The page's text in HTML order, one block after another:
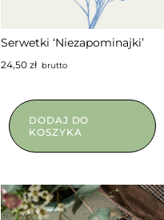
NIEDOSTĘPNY
Serwetki ‘Niezapominajki’
24,50 złbrutto
DODAJ DO
KOSZYKA